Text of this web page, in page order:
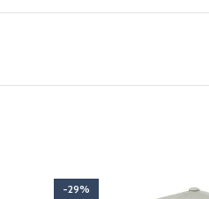
-29%